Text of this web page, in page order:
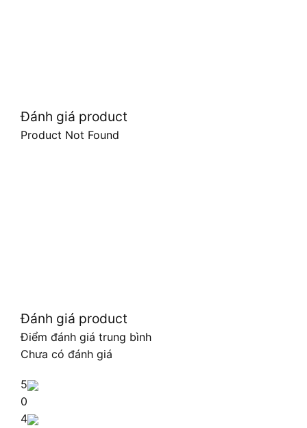
Đánh giá product
Product Not Found
Đánh giá product
Điểm đánh giá trung bình
Chưa có đánh giá
5
0
4